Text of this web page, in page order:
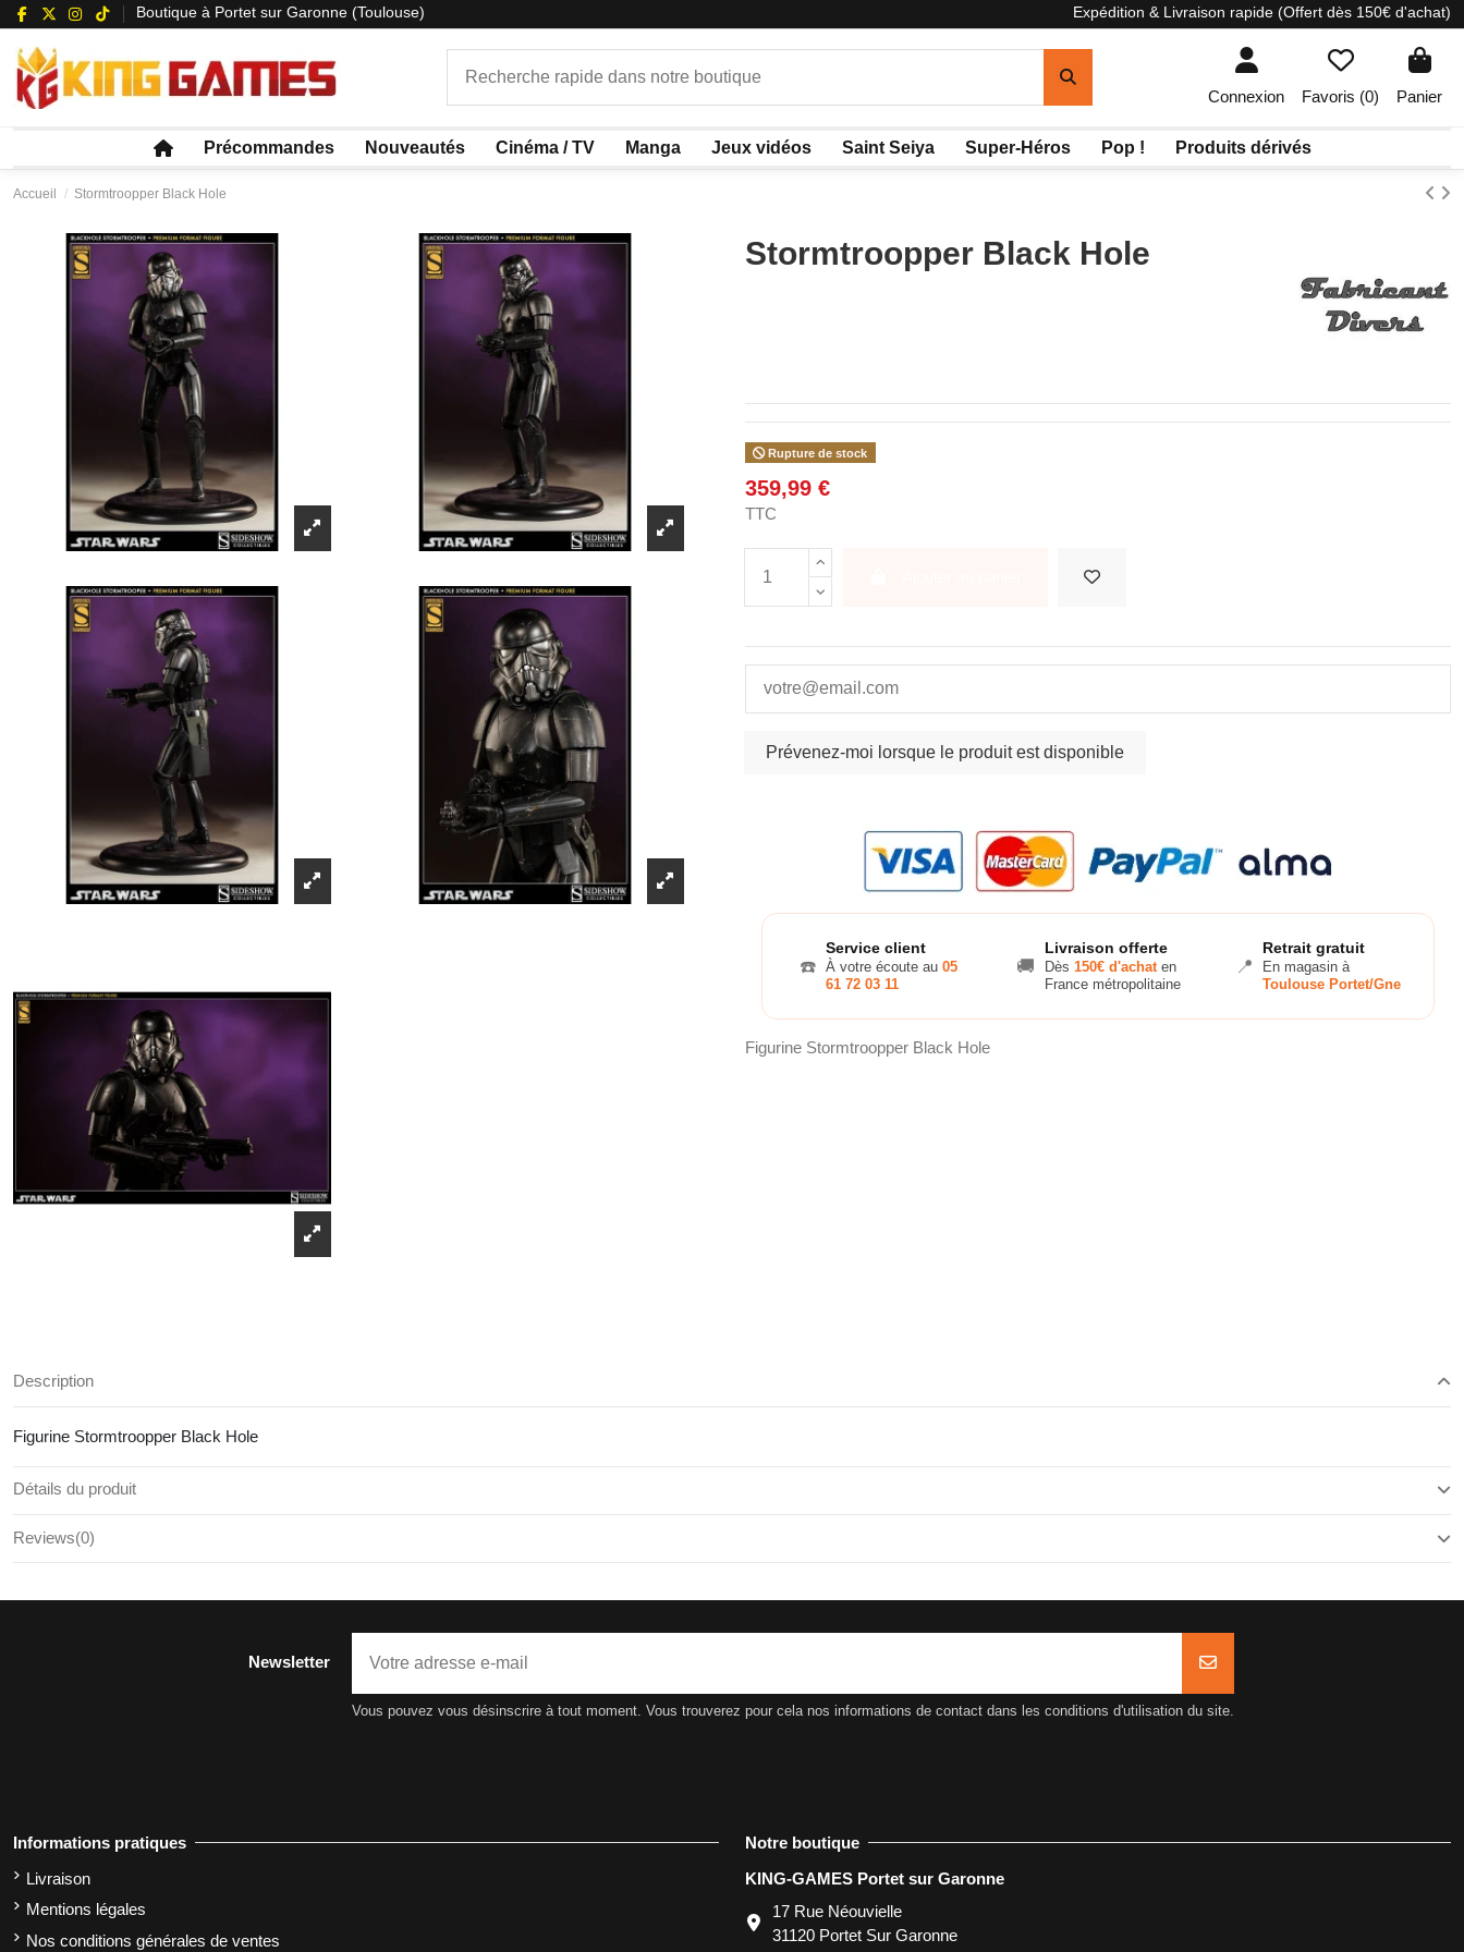
Boutique à Portet sur Garonne (Toulouse) Expédition & Livraison rapide (Offert dès 150€ d'achat)
Connexion Favoris (0) Panier
Précommandes Nouveautés Cinéma / TV Manga Jeux vidéos Saint Seiya Super-Héros Pop ! Produits dérivés
Accueil Stormtroopper Black Hole
Stormtroopper Black Hole
Rupture de stock
359,99 €
TTC
☎️
Service client
À votre écoute au 05
61 72 03 11
🚚
Livraison offerte
Dès 150€ d'achaten
France métropolitaine
📍
Retrait gratuit
En magasin à
Toulouse Portet/Gne
Figurine Stormtroopper Black Hole
Description
Figurine Stormtroopper Black Hole
Détails du produit
Reviews(0)
Newsletter
Vous pouvez vous désinscrire à tout moment. Vous trouverez pour cela nos informations de contact dans les conditions d'utilisation du site.
Informations pratiques
Livraison
Mentions légales
Nos conditions générales de ventes
Notre boutique
KING-GAMES Portet sur Garonne
17 Rue Néouvielle
31120 Portet Sur Garonne